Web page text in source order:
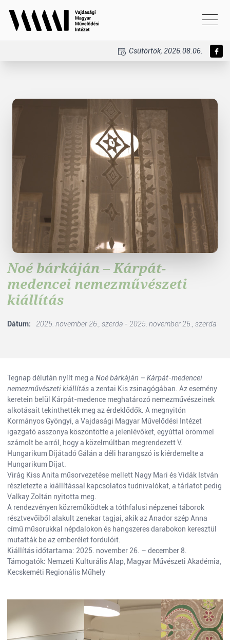
Csütörtök, 2026.08.06.
Noé bárkáján – Kárpát-
medencei nemezművészeti
kiállítás
Dátum: 2025. november 26., szerda - 2025. november 26., szerda
Tegnap délután nyílt meg a Noé bárkáján – Kárpát-medencei
nemezművészeti kiállítása zentai Kis zsinagógában. Az esemény
keretein belül Kárpát-medence meghatározó nemezművészeinek
alkotásait tekinthették meg az érdeklődők. A megnyitón
Kormányos Gyöngyi, a Vajdasági Magyar Művelődési Intézet
igazgató asszonya köszöntötte a jelenlévőket, egyúttal örömmel
számolt be arról, hogy a közelmúltban megrendezett V.
Hungarikum Díjátadó Gálán a déli harangszó is kiérdemelte a
Hungarikum Díjat.
Virág Kiss Anita műsorvezetése mellett Nagy Mari és Vidák István
részletezte a kiállítással kapcsolatos tudnivalókat, a tárlatot pedig
Valkay Zoltán nyitotta meg.
A rendezvényen közreműködtek a tóthfalusi népzenei táborok
résztvevőiből alakult zenekar tagjai, akik az Anador szép Anna
című műsorukkal népdalokon és hangszeres darabokon keresztül
mutatták be az emberélet fordulóit.
Kiállítás időtartama: 2025. november 26. – december 8.
Támogatók: Nemzeti Kulturális Alap, Magyar Művészeti Akadémia,
Kecskeméti Regionális Műhely